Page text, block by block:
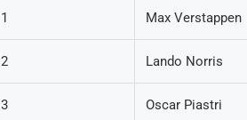
1 Max Verstappen
2 Lando Norris
3 Oscar Piastri